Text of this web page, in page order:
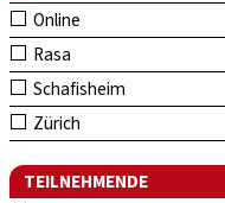
Online
Rasa
Schafisheim
Zürich
TEILNEHMENDE